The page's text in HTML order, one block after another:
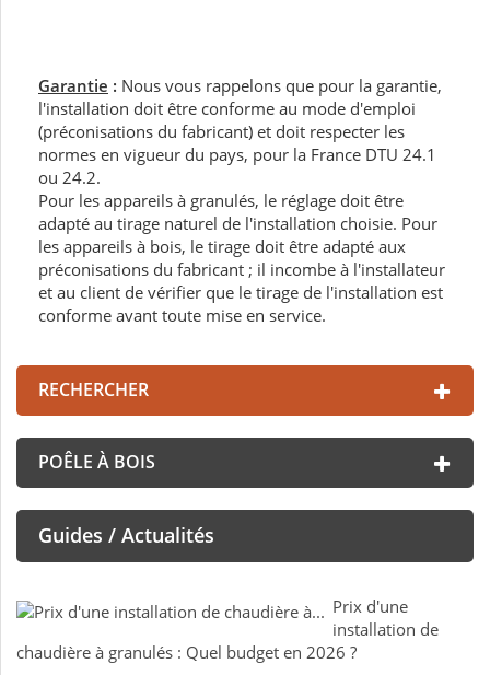
Garantie : Nous vous rappelons que pour la garantie,
l'installation doit être conforme au mode d'emploi
(préconisations du fabricant) et doit respecter les
normes en vigueur du pays, pour la France DTU 24.1
ou 24.2.
Pour les appareils à granulés, le réglage doit être
adapté au tirage naturel de l'installation choisie. Pour
les appareils à bois, le tirage doit être adapté aux
préconisations du fabricant ; il incombe à l'installateur
et au client de vérifier que le tirage de l'installation est
conforme avant toute mise en service.
RECHERCHER
POÊLE À BOIS
Guides / Actualités
Prix d'une
installation de
chaudière à granulés : Quel budget en 2026 ?